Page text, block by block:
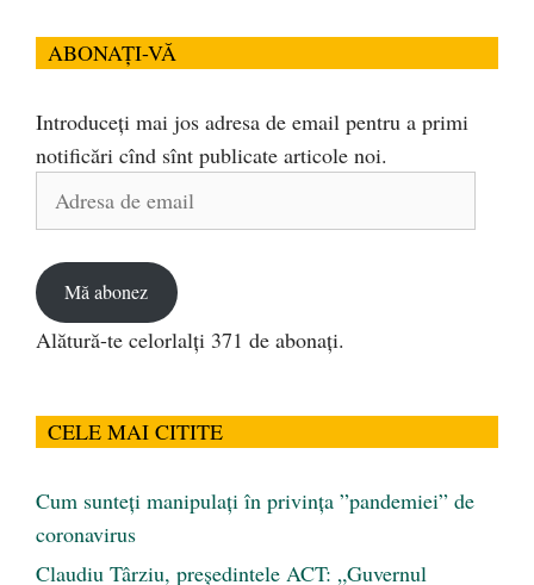
ABONAȚI-VĂ
Introduceți mai jos adresa de email pentru a primi
notificări cînd sînt publicate articole noi.
Mă abonez
Alătură-te celorlalți 371 de abonați.
CELE MAI CITITE
Cum sunteți manipulați în privința ”pandemiei” de
coronavirus
Claudiu Târziu, președintele ACT: „Guvernul